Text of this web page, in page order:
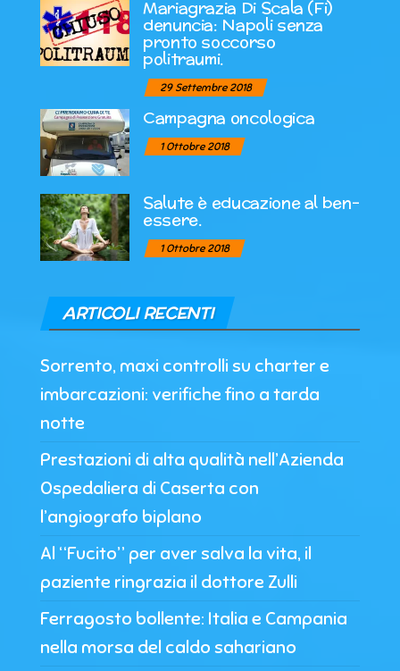
Mariagrazia Di Scala (Fi)
denuncia: Napoli senza
pronto soccorso
politraumi.
29 Settembre 2018
Campagna oncologica
1 Ottobre 2018
Salute è educazione al ben-
essere.
1 Ottobre 2018
ARTICOLI RECENTI
Sorrento, maxi controlli su charter e
imbarcazioni: verifiche fino a tarda
notte
Prestazioni di alta qualità nell’Azienda
Ospedaliera di Caserta con
l’angiografo biplano
Al “Fucito” per aver salva la vita, il
paziente ringrazia il dottore Zulli
Ferragosto bollente: Italia e Campania
nella morsa del caldo sahariano